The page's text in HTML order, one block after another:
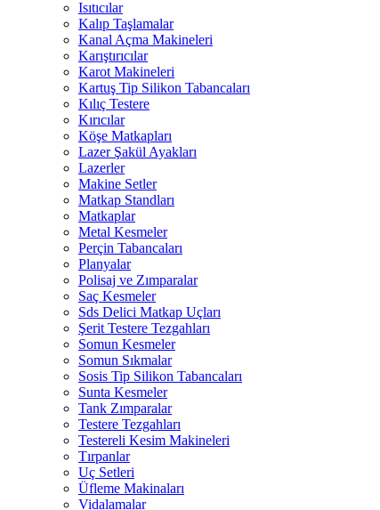
Isıtıcılar
Kalıp Taşlamalar
Kanal Açma Makineleri
Karıştırıcılar
Karot Makineleri
Kartuş Tip Silikon Tabancaları
Kılıç Testere
Kırıcılar
Köşe Matkapları
Lazer Şakül Ayakları
Lazerler
Makine Setler
Matkap Standları
Matkaplar
Metal Kesmeler
Perçin Tabancaları
Planyalar
Polisaj ve Zımparalar
Saç Kesmeler
Sds Delici Matkap Uçları
Şerit Testere Tezgahları
Somun Kesmeler
Somun Sıkmalar
Sosis Tip Silikon Tabancaları
Sunta Kesmeler
Tank Zımparalar
Testere Tezgahları
Testereli Kesim Makineleri
Tırpanlar
Uç Setleri
Üfleme Makinaları
Vidalamalar